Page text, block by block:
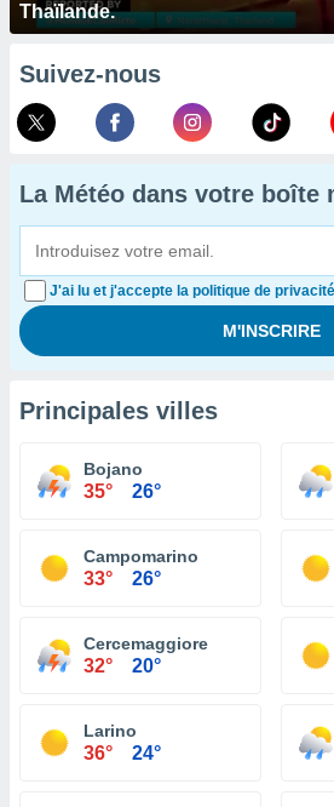
Thaïlande.
Suivez-nous
La Météo dans votre boîte
J'ai lu et j'accepte la politique de privacité
Principales villes
Bojano
35° 26°
Campomarino
33° 26°
Cercemaggiore
32° 20°
Larino
36° 24°